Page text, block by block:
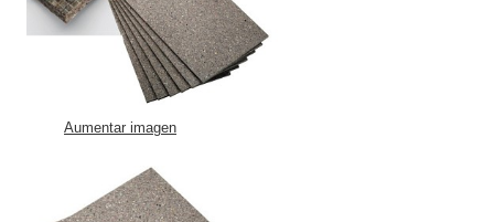
Aumentar imagen